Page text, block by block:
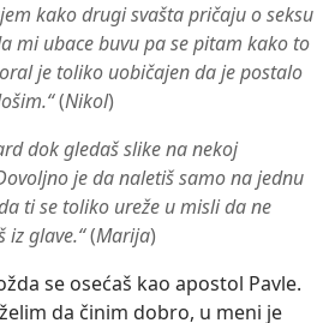
kako drugi svašta pričaju o seksu
mi ubace buvu pa se pitam kako to
je toliko uobičajen da je postalo
(Nikol)
dok gledaš slike na nekoj
je da naletiš samo na jednu
ti se toliko ureže u misli da ne
iz glave.“(Marija)
se osećaš kao apostol Pavle.
da činim dobro, u meni je